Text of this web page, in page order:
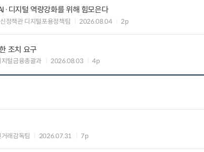
디지털 역량강화를 위해 힘모은다
정책관 디지털포용정책팀 2026.08.04 2p
조치 요구
털금융총괄과 2026.08.03 4p
래감독팀 2026.07.31 7p